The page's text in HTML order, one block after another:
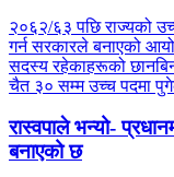
२०६२/६३ पछि राज्यको
गर्न सरकारले बनाएको
सदस्य रहेकाहरूको
चैत ३० सम्म उच्च पदमा
रास्वपाले भन्यो-
बनाएको छ